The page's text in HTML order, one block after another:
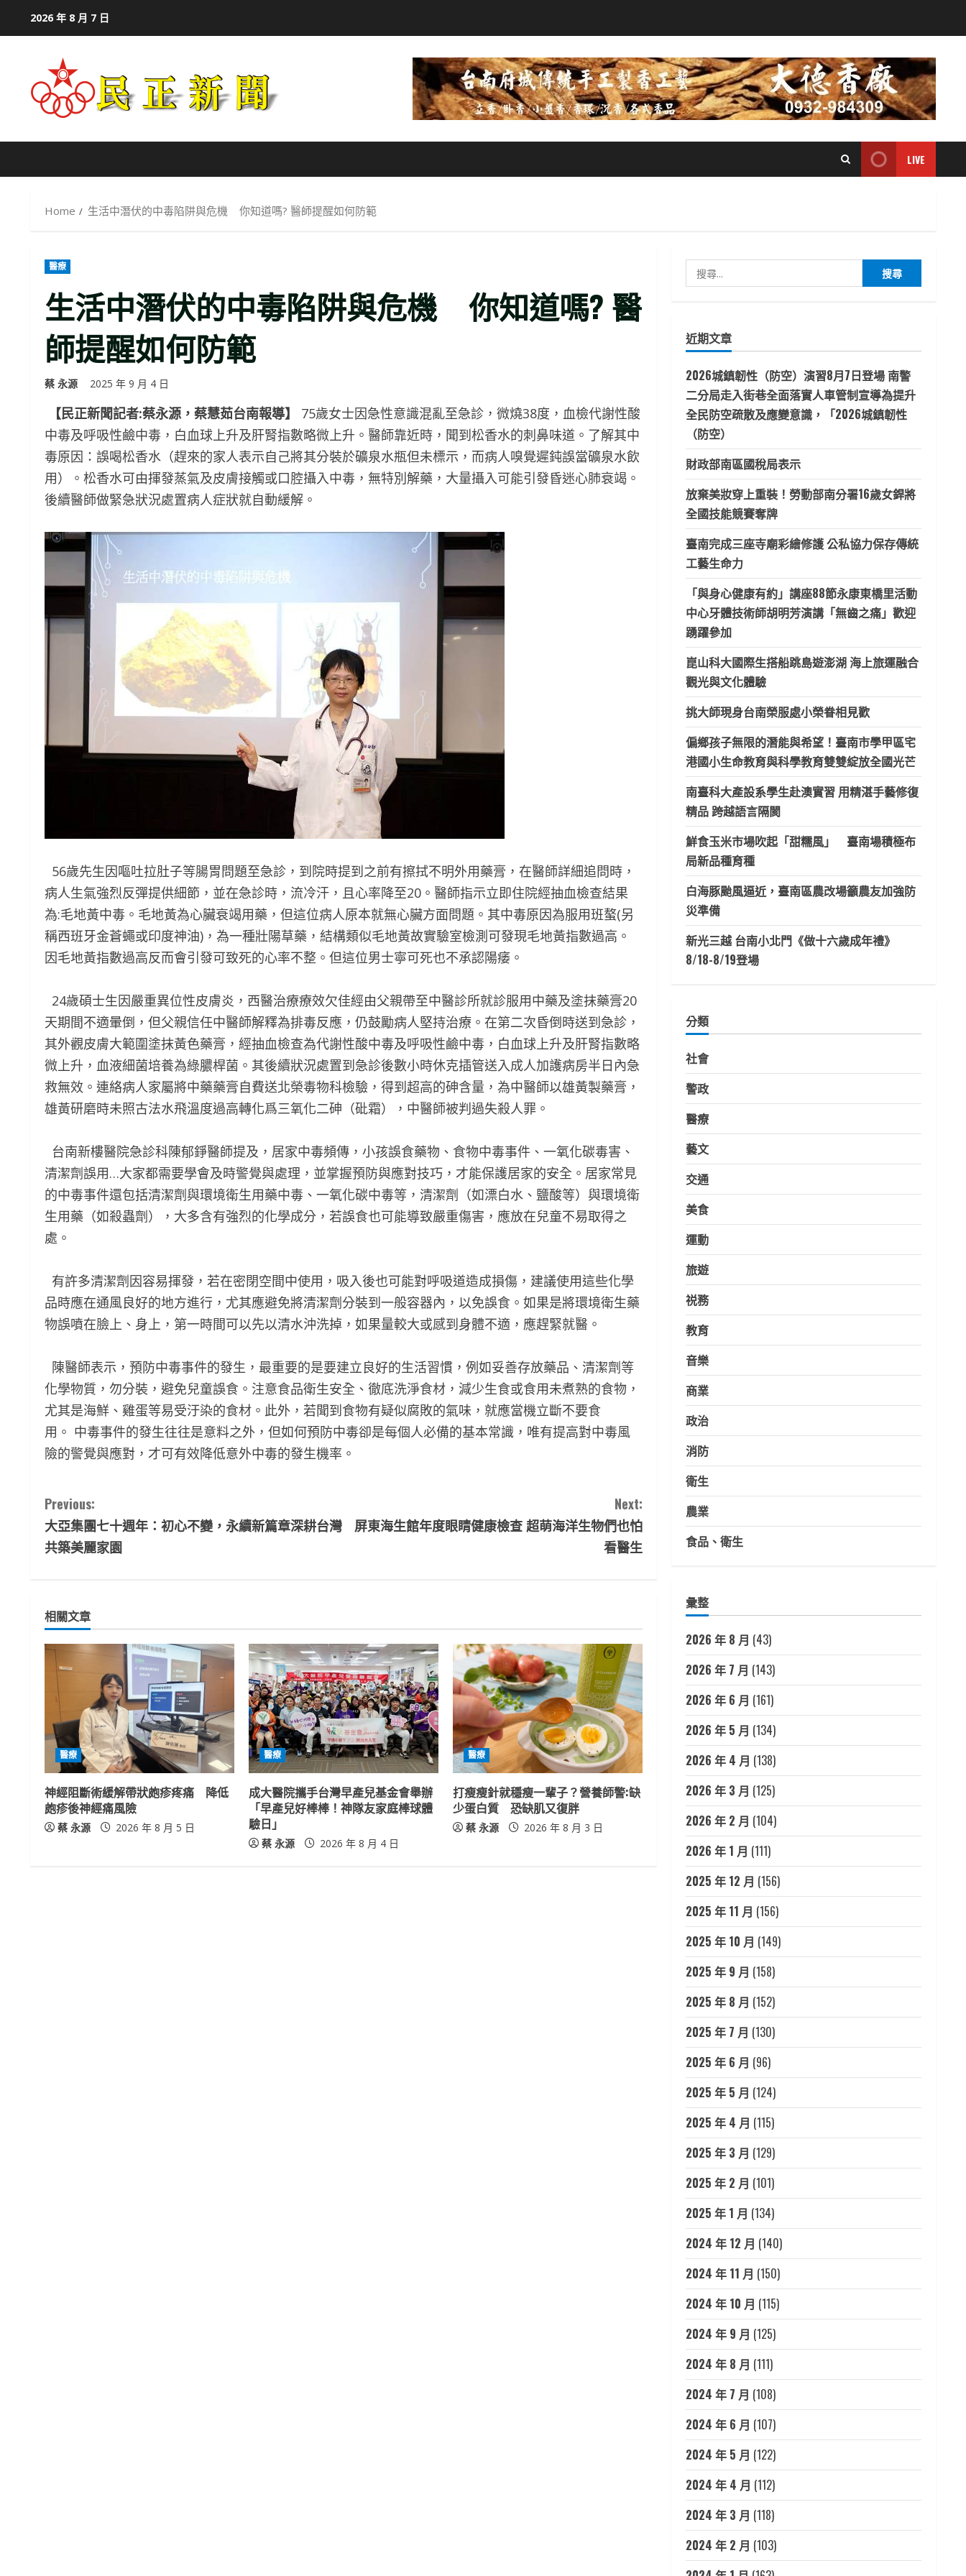
2026 年 8 月 7 日
LIVE
Home 生活中潛伏的中毒陷阱與危機 你知道嗎? 醫師提醒如何防範
醫療
生活中潛伏的中毒陷阱與危機 你知道嗎? 醫
師提醒如何防範
蔡 永源 2025 年 9 月 4 日
【民正新聞記者:蔡永源，蔡慧茹台南報導】
75歲女士因急性意識混亂至急診，微燒38度，血檢代謝性酸
中毒及呼吸性鹼中毒，白血球上升及肝腎指數略微上升。醫師靠近時，聞到松香水的刺鼻味道。了解其中
毒原因：誤喝松香水（趕來的家人表示自己將其分裝於礦泉水瓶但未標示，而病人嗅覺遲鈍誤當礦泉水飲
用）。松香水可由揮發蒸氣及皮膚接觸或口腔攝入中毒，無特別解藥，大量攝入可能引發昏迷心肺衰竭。
後續醫師做緊急狀況處置病人症狀就自動緩解。
56歲先生因嘔吐拉肚子等腸胃問題至急診，到院時提到之前有擦拭不明外用藥膏，在醫師詳細追問時，
病人生氣強烈反彈提供細節，並在急診時，流冷汗，且心率降至20。醫師指示立即住院經抽血檢查結果
為:毛地黃中毒。毛地黃為心臟衰竭用藥，但這位病人原本就無心臟方面問題。其中毒原因為服用班螯(另
稱西班牙金蒼蠅或印度神油)，為一種壯陽草藥，結構類似毛地黃故實驗室檢測可發現毛地黃指數過高。
因毛地黃指數過高反而會引發可致死的心率不整。但這位男士寧可死也不承認陽痿。
24歲碩士生因嚴重異位性皮膚炎，西醫治療療效欠佳經由父親帶至中醫診所就診服用中藥及塗抹藥膏20
天期間不適暈倒，但父親信任中醫師解釋為排毒反應，仍鼓勵病人堅持治療。在第二次昏倒時送到急診，
其外觀皮膚大範圍塗抹黃色藥膏，經抽血檢查為代謝性酸中毒及呼吸性鹼中毒，白血球上升及肝腎指數略
微上升，血液細菌培養為綠膿桿菌。其後續狀況處置到急診後數小時休克插管送入成人加護病房半日內急
救無效。連絡病人家屬將中藥藥膏自費送北榮毒物科檢驗，得到超高的砷含量，為中醫師以雄黃製藥膏，
雄黃研磨時未照古法水飛溫度過高轉化爲三氧化二砷（砒霜），中醫師被判過失殺人罪。
台南新樓醫院急診科陳郁錚醫師提及，居家中毒頻傳，小孩誤食藥物、食物中毒事件、一氧化碳毒害、
清潔劑誤用…大家都需要學會及時警覺與處理，並掌握預防與應對技巧，才能保護居家的安全。居家常見
的中毒事件還包括清潔劑與環境衛生用藥中毒、一氧化碳中毒等，清潔劑（如漂白水、鹽酸等）與環境衛
生用藥（如殺蟲劑），大多含有強烈的化學成分，若誤食也可能導致嚴重傷害，應放在兒童不易取得之
處。
有許多清潔劑因容易揮發，若在密閉空間中使用，吸入後也可能對呼吸道造成損傷，建議使用這些化學
品時應在通風良好的地方進行，尤其應避免將清潔劑分裝到一般容器內，以免誤食。如果是將環境衛生藥
物誤噴在臉上、身上，第一時間可以先以清水沖洗掉，如果量較大或感到身體不適，應趕緊就醫。
陳醫師表示，預防中毒事件的發生，最重要的是要建立良好的生活習慣，例如妥善存放藥品、清潔劑等
化學物質，勿分裝，避免兒童誤食。注意食品衛生安全、徹底洗淨食材，減少生食或食用未煮熟的食物，
尤其是海鮮、雞蛋等易受汙染的食材。此外，若聞到食物有疑似腐敗的氣味，就應當機立斷不要食
用。 中毒事件的發生往往是意料之外，但如何預防中毒卻是每個人必備的基本常識，唯有提高對中毒風
險的警覺與應對，才可有效降低意外中毒的發生機率。
C
o
i
n
e
R
e
a
d
Previous:
大亞集團七十週年：初心不變，永續新篇章深耕台灣
共築美麗家園
Next:
屏東海生館年度眼睛健康檢查 超萌海洋生物們也怕
看醫生
相關文章
醫療
神經阻斷術緩解帶狀皰疹疼痛 降低
皰疹後神經痛風險
蔡 永源 2026 年 8 月 5 日
醫療
成大醫院攜手台灣早產兒基金會舉辦
「早產兒好棒棒！神隊友家庭棒球體
驗日」
蔡 永源 2026 年 8 月 4 日
醫療
打瘦瘦針就穩瘦一輩子？營養師警:缺
少蛋白質 恐缺肌又復胖
蔡 永源 2026 年 8 月 3 日
尋
字:
近期文章
2026城鎮韌性（防空）演習8月7日登場 南警
二分局走入街巷全面落實人車管制宣導為提升
全民防空疏散及應變意識，「2026城鎮韌性
（防空）
財政部南區國稅局表示
放棄美妝穿上重裝！勞動部南分署16歲女銲將
全國技能競賽奪牌
臺南完成三座寺廟彩繪修護 公私協力保存傳統
工藝生命力
「與身心健康有約」講座88節永康東橋里活動
中心牙體技術師胡明芳演講「無齒之痛」歡迎
踴躍參加
崑山科大國際生搭船跳島遊澎湖 海上旅運融合
觀光與文化體驗
挑大師現身台南榮服處小榮眷相見歡
偏鄉孩子無限的潛能與希望！臺南市學甲區宅
港國小生命教育與科學教育雙雙綻放全國光芒
南臺科大產設系學生赴澳實習 用精湛手藝修復
精品 跨越語言隔閡
鮮食玉米市場吹起「甜糯風」 臺南場積極布
局新品種育種
白海豚颱風逼近，臺南區農改場籲農友加強防
災準備
新光三越 台南小北門《做十六歲成年禮》
8/18-8/19登場
分類
社會
警政
醫療
藝文
交通
美食
運動
旅遊
祱務
教育
音樂
商業
政治
消防
衛生
農業
食品、衛生
彙整
2026 年 8 月 (43)
2026 年 7 月 (143)
2026 年 6 月 (161)
2026 年 5 月 (134)
2026 年 4 月 (138)
2026 年 3 月 (125)
2026 年 2 月 (104)
2026 年 1 月 (111)
2025 年 12 月 (156)
2025 年 11 月 (156)
2025 年 10 月 (149)
2025 年 9 月 (158)
2025 年 8 月 (152)
2025 年 7 月 (130)
2025 年 6 月 (96)
2025 年 5 月 (124)
2025 年 4 月 (115)
2025 年 3 月 (129)
2025 年 2 月 (101)
2025 年 1 月 (134)
2024 年 12 月 (140)
2024 年 11 月 (150)
2024 年 10 月 (115)
2024 年 9 月 (125)
2024 年 8 月 (111)
2024 年 7 月 (108)
2024 年 6 月 (107)
2024 年 5 月 (122)
2024 年 4 月 (112)
2024 年 3 月 (118)
2024 年 2 月 (103)